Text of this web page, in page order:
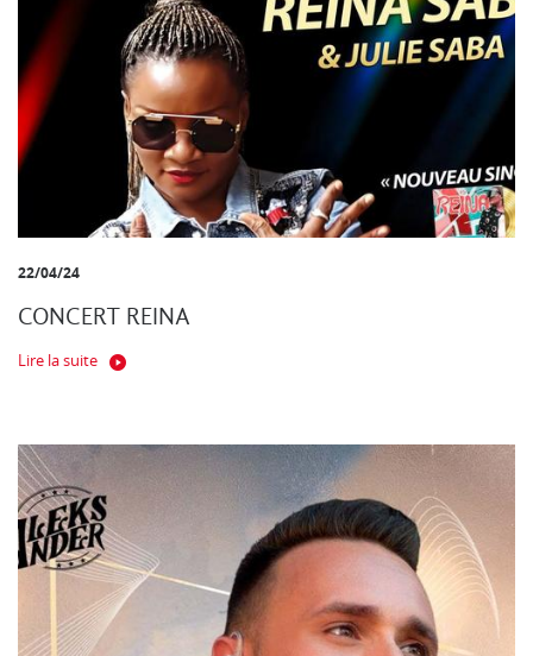
22/04/24
CONCERT REINA
Lire la suite